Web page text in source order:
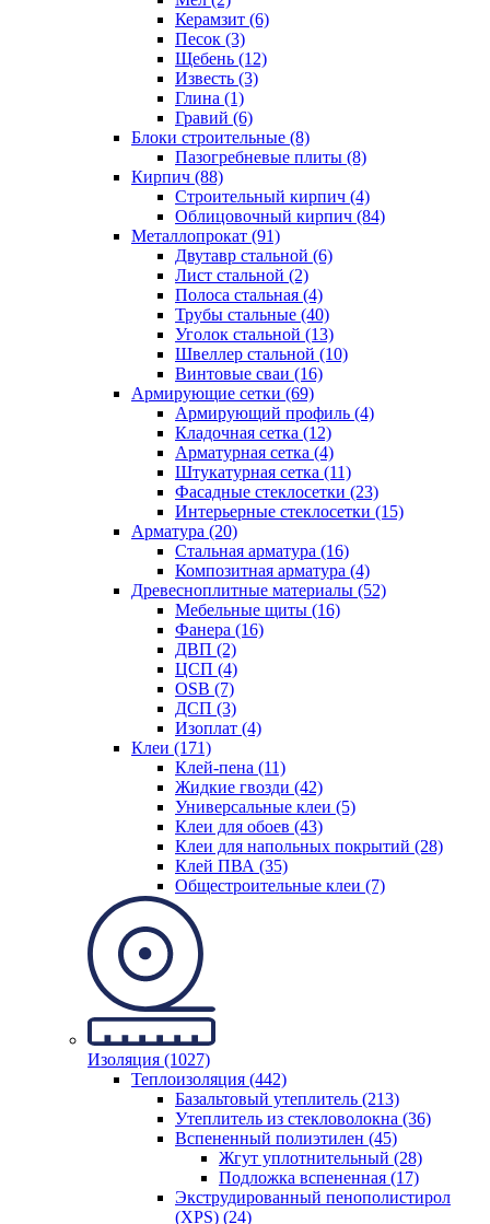
Керамзит (6)
Песок (3)
Щебень (12)
Известь (3)
Глина (1)
Гравий (6)
Блоки строительные (8)
Пазогребневые плиты (8)
Кирпич (88)
Строительный кирпич (4)
Облицовочный кирпич (84)
Металлопрокат (91)
Двутавр стальной (6)
Лист стальной (2)
Полоса стальная (4)
Трубы стальные (40)
Уголок стальной (13)
Швеллер стальной (10)
Винтовые сваи (16)
Армирующие сетки (69)
Армирующий профиль (4)
Кладочная сетка (12)
Арматурная сетка (4)
Штукатурная сетка (11)
Фасадные стеклосетки (23)
Интерьерные стеклосетки (15)
Арматура (20)
Стальная арматура (16)
Композитная арматура (4)
Древесноплитные материалы (52)
Мебельные щиты (16)
Фанера (16)
ДВП (2)
ЦСП (4)
OSB (7)
ДСП (3)
Изоплат (4)
Клеи (171)
Клей-пена (11)
Жидкие гвозди (42)
Универсальные клеи (5)
Клеи для обоев (43)
Клеи для напольных покрытий (28)
Клей ПВА (35)
Общестроительные клеи (7)
Изоляция (1027)
Теплоизоляция (442)
Базальтовый утеплитель (213)
Утеплитель из стекловолокна (36)
Вспененный полиэтилен (45)
Жгут уплотнительный (28)
Подложка вспененная (17)
Экструдированный пенополистирол
(XPS) (24)